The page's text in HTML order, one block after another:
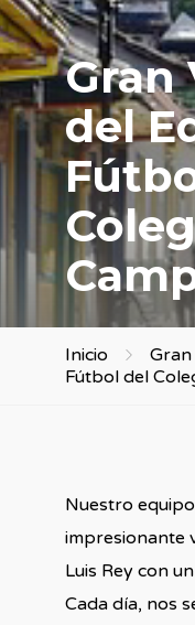
Gran
del
Inicio
Fútbol del
Nuestro
impresionante
Luis Rey con
Cada día, nos